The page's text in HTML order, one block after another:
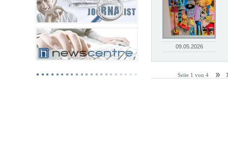
09.05.2026
Seite 1 von 4